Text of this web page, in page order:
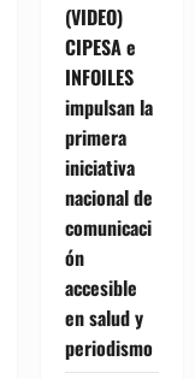
(VIDEO)
CIPESA e
INFOILES
impulsan la
primera
iniciativa
nacional de
comunicaci
ón
accesible
en salud y
periodismo